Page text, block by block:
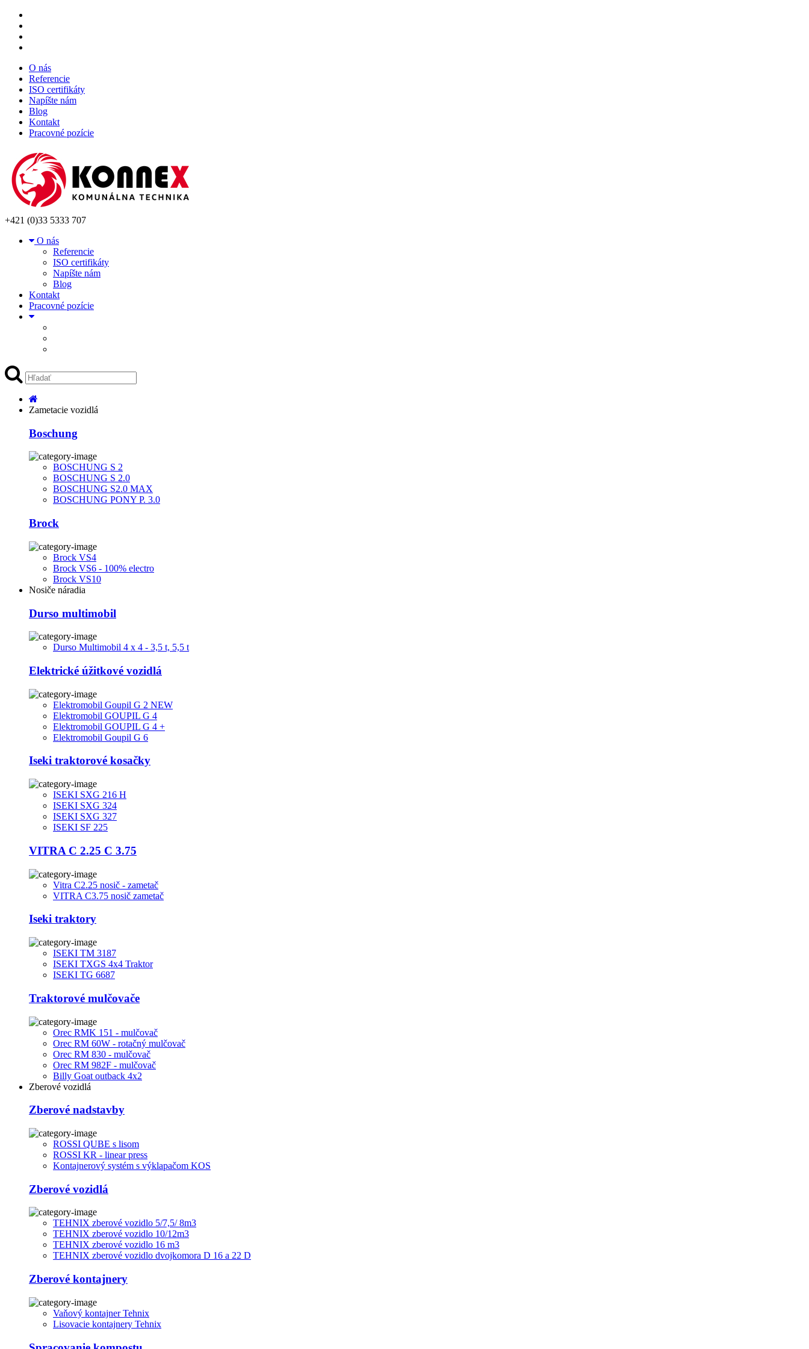
O nás
Referencie
ISO certifikáty
Napíšte nám
Blog
Kontakt
Pracovné pozície
+421 (0)33 5333 707
O nás
Referencie
ISO certifikáty
Napíšte nám
Blog
Kontakt
Pracovné pozície
Zametacie vozidlá
Boschung
BOSCHUNG S 2
BOSCHUNG S 2.0
BOSCHUNG S2.0 MAX
BOSCHUNG PONY P. 3.0
Brock
Brock VS4
Brock VS6 - 100% electro
Brock VS10
Nosiče náradia
Durso multimobil
Durso Multimobil 4 x 4 - 3,5 t, 5,5 t
Elektrické úžitkové vozidlá
Elektromobil Goupil G 2 NEW
Elektromobil GOUPIL G 4
Elektromobil GOUPIL G 4 +
Elektromobil Goupil G 6
Iseki traktorové kosačky
ISEKI SXG 216 H
ISEKI SXG 324
ISEKI SXG 327
ISEKI SF 225
VITRA C 2.25 C 3.75
Vitra C2.25 nosič - zametač
VITRA C3.75 nosič zametač
Iseki traktory
ISEKI TM 3187
ISEKI TXGS 4x4 Traktor
ISEKI TG 6687
Traktorové mulčovače
Orec RMK 151 - mulčovač
Orec RM 60W - rotačný mulčovač
Orec RM 830 - mulčovač
Orec RM 982F - mulčovač
Billy Goat outback 4x2
Zberové vozidlá
Zberové nadstavby
ROSSI QUBE s lisom
ROSSI KR - linear press
Kontajnerový systém s výklapačom KOS
Zberové vozidlá
TEHNIX zberové vozidlo 5/7,5/ 8m3
TEHNIX zberové vozidlo 10/12m3
TEHNIX zberové vozidlo 16 m3
TEHNIX zberové vozidlo dvojkomora D 16 a 22 D
Zberové kontajnery
Vaňový kontajner Tehnix
Lisovacie kontajnery Tehnix